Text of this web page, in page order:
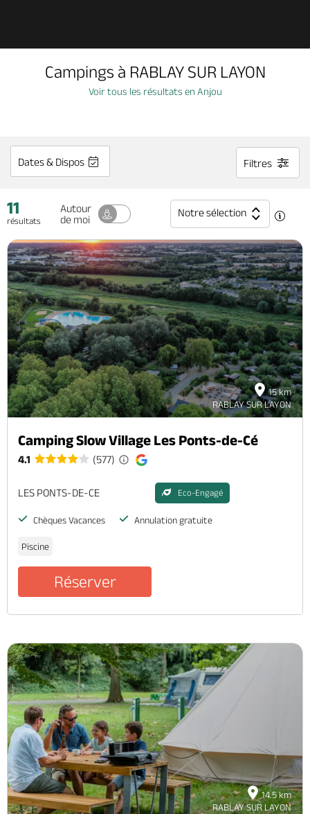
À voir, à faire
Dormir, manger
Séjours, cadeaux
Billetterie en ligne
Brochures & Cartes Offices de tourisme Comment venir ? Ecrivez-nous
Campings à RABLAY SUR LAYON
Voir tous les résultats en Anjou
Dates & Dispos Filtres
11
résultats
Autour
de moi
Notre sélection
15 km
RABLAY SUR LAYON
Camping Slow Village Les Ponts-de-Cé
4.1 (577)
LES PONTS-DE-CE Eco-Engagé
Chèques Vacances Annulation gratuite
Piscine
Réserver
14.5 km
RABLAY SUR LAYON